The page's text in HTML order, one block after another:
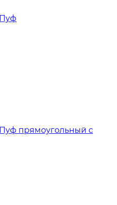
Пуф
Пуф прямоугольный с